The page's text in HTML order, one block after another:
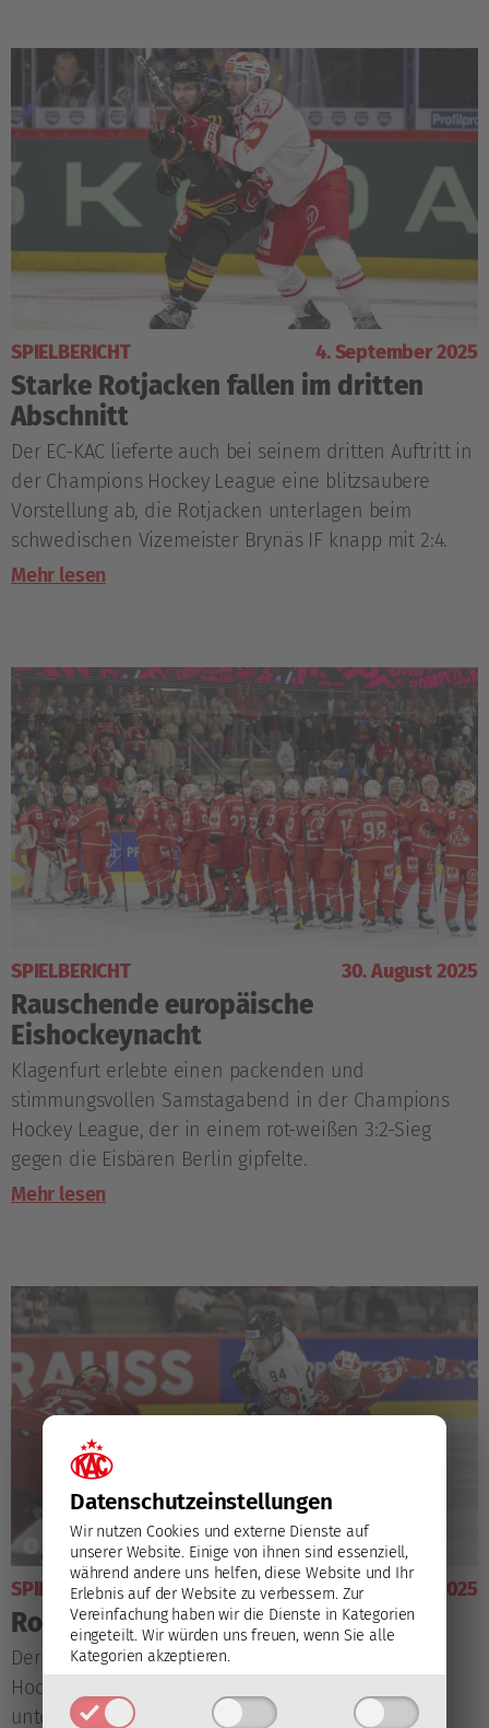
Datenschutz­einstellungen
Wir nutzen Cookies und externe Dienste auf
unserer Website. Einige von ihnen sind essenziell,
während andere uns helfen, diese Website und Ihr
Erlebnis auf der Website zu verbessern. Zur
Vereinfachung haben wir die Dienste in Kategorien
eingeteilt. Wir würden uns freuen, wenn Sie alle
Kategorien akzeptieren.
SPIELBERICHT 4. September 2025
Starke Rotjacken fallen im dritten
Abschnitt
Der EC-KAC lieferte auch bei seinem dritten Auftritt in
der Champions Hockey League eine blitzsaubere
Vorstellung ab, die Rotjacken unterlagen beim
schwedischen Vizemeister Brynäs IF knapp mit 2:4.
Mehr lesen
SPIELBERICHT 30. August 2025
Rauschende europäische
Eishockeynacht
Klagenfurt erlebte einen packenden und
stimmungsvollen Samstagabend in der Champions
Hockey League, der in einem rot-weißen 3:2-Sieg
gegen die Eisbären Berlin gipfelte.
Mehr lesen
SPIELBERICHT 28. August 2025
Rotjacken gegen Sparta ohne Punkt
Der EC-KAC lieferte zum Start in die Champions
Hockey League einen anständigen Auftritt ab,
unterlag dem tschechischen Spitzenklub Sparta